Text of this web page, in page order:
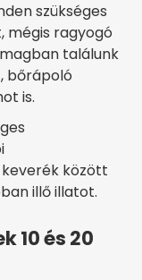
szükséges
mégis ragyogó
találunk
bőrápoló
is.
között
illő illatot.
10 és 20